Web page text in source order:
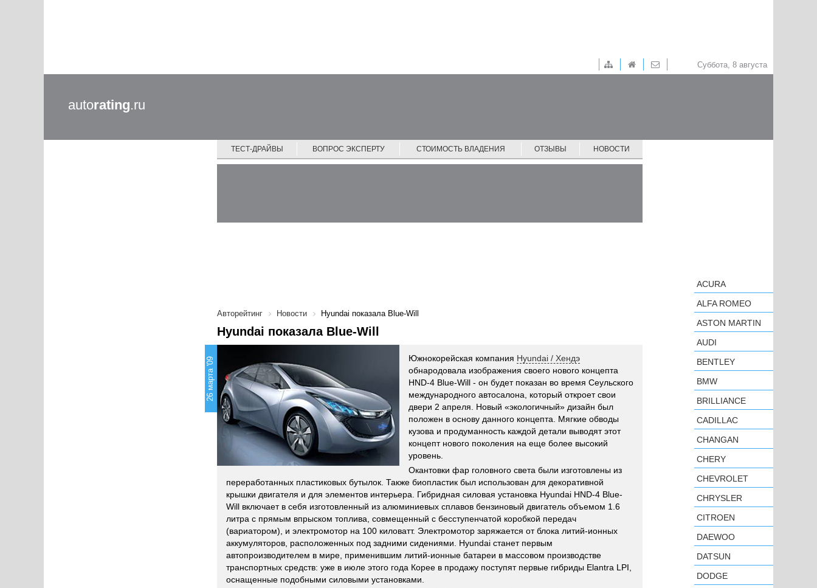
Суббота, 8 августа
autorating.ru
ТЕСТ-ДРАЙВЫ ВОПРОС ЭКСПЕРТУ СТОИМОСТЬ ВЛАДЕНИЯ ОТЗЫВЫ НОВОСТИ
Авторейтинг Новости Hyundai показала Blue-Will
Hyundai показала Blue-Will
26 марта '09 Южнокорейская компания Hyundai / Хендэ
обнародовала изображения своего нового концепта
HND-4 Blue-Will - он будет показан во время Сеульского
международного автосалона, который откроет свои
двери 2 апреля. Новый «экологичный» дизайн был
положен в основу данного концепта. Мягкие обводы
кузова и продуманность каждой детали выводят этот
концепт нового поколения на еще более высокий
уровень.
Окантовки фар головного света были изготовлены из
переработанных пластиковых бутылок. Также биопластик был использован для декоративной
крышки двигателя и для элементов интерьера. Гибридная силовая установка Hyundai HND-4 Blue-
Will включает в себя изготовленный из алюминиевых сплавов бензиновый двигатель объемом 1.6
литра с прямым впрыском топлива, совмещенный с бесступенчатой коробкой передач
(вариатором), и электромотор на 100 киловатт. Электромотор заряжается от блока литий-ионных
аккумуляторов, расположенных под задними сидениями. Hyundai станет первым
автопроизводителем в мире, применившим литий-ионные батареи в массовом производстве
транспортных средств: уже в июле этого года Корее в продажу поступят первые гибриды Elantra LPI,
оснащенные подобными силовыми установками.
ACURA
ALFA ROMEO
ASTON MARTIN
AUDI
BENTLEY
BMW
BRILLIANCE
CADILLAC
CHANGAN
CHERY
CHEVROLET
CHRYSLER
CITROEN
DAEWOO
DATSUN
DODGE